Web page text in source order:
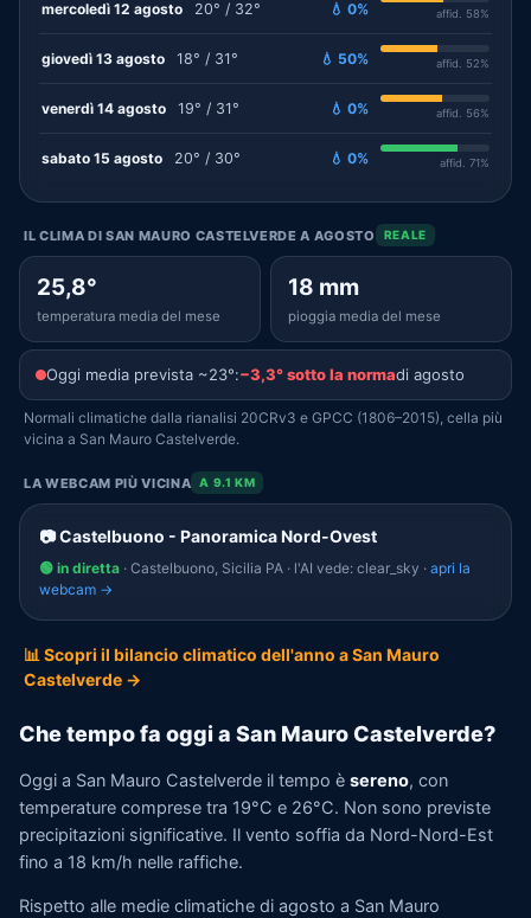
mercoledì 12 agosto 20° / 32° 💧 0% affid. 58%
giovedì 13 agosto 18° / 31° 💧 50% affid. 52%
venerdì 14 agosto 19° / 31° 💧 0% affid. 56%
sabato 15 agosto 20° / 30° 💧 0% affid. 71%
IL CLIMA DI SAN MAURO CASTELVERDE A AGOSTO REALE
25,8°
temperatura media del mese
18 mm
pioggia media del mese
Oggi media prevista ~23°:−3,3° sotto la normadi agosto
Normali climatiche dalla rianalisi 20CRv3 e GPCC (1806–2015), cella più
vicina a San Mauro Castelverde.
LA WEBCAM PIÙ VICINA A 9.1 KM
📷 Castelbuono - Panoramica Nord-Ovest
🟢 in diretta · Castelbuono, Sicilia PA · l'AI vede: clear_sky · apri la
webcam →
📊 Scopri il bilancio climatico dell'anno a San Mauro
Castelverde →
Che tempo fa oggi a San Mauro Castelverde?
Oggi a San Mauro Castelverde il tempo è sereno, con
temperature comprese tra 19°C e 26°C. Non sono previste
precipitazioni significative. Il vento soffia da Nord-Nord-Est
fino a 18 km/h nelle raffiche.
Rispetto alle medie climatiche di agosto a San Mauro